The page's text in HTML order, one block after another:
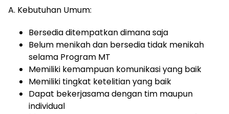
A. Kebutuhan Umum:
Bersedia ditempatkan dimana saja
Belum menikah dan bersedia tidak menikah
selama Program MT
Memiliki kemampuan komunikasi yang baik
Memiliki tingkat ketelitian yang baik
Dapat bekerjasama dengan tim maupun
individual